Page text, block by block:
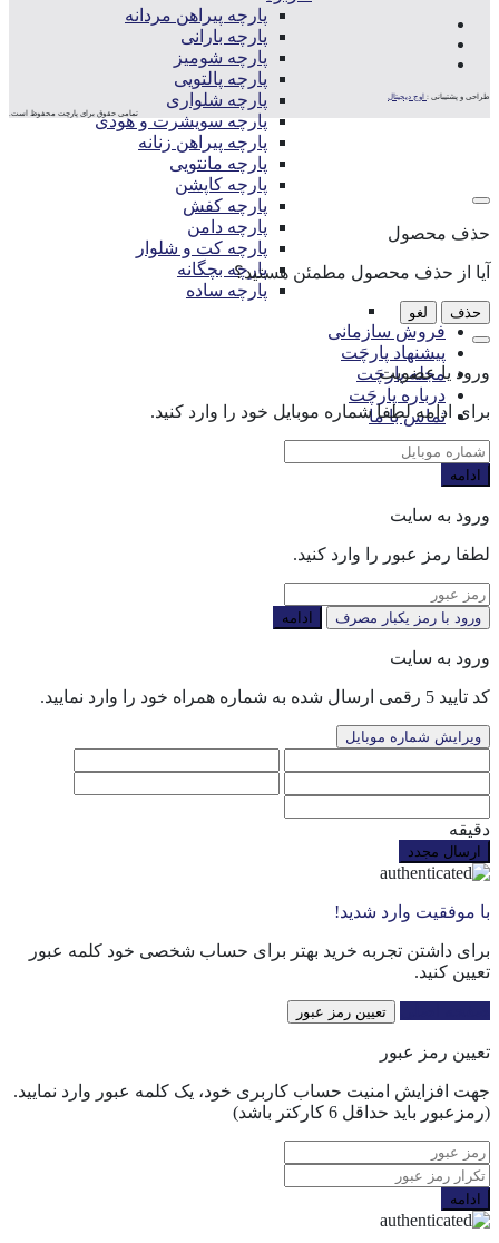
پارچه پیراهن مردانه
پارچه بارانی
پارچه شومیز
پارچه پالتویی
پارچه شلواری
پارچه سویشرت و هودی
پارچه پیراهن زنانه
پارچه مانتویی
پارچه کاپشن
پارچه کفش
پارچه دامن
پارچه کت و شلوار
پارچه بچگانه
پارچه ساده
فروش سازمانی
پیشنهاد پارچَت
مجله پارچَت
درباره پارچَت
تماس با ما
طراحی و پشتیبانی : اوج دیجیتال
.تمامی حقوق برای پارچت محفوظ است
حذف محصول
آیا از حذف محصول مطمئن هستید؟
حذف لغو
ورود یا عضویت
برای ادامه لطفا شماره موبایل خود را وارد کنید.
ادامه
ورود به سایت
لطفا رمز عبور را وارد کنید.
ورود با رمز یکبار مصرف ادامه
ورود به سایت
کد تایید 5 رقمی ارسال شده به شماره همراه خود را وارد نمایید.
ویرایش شماره موبایل
دقیقه
ارسال مجدد
با موفقیت وارد شدید!
برای داشتن تجربه خرید بهتر برای حساب شخصی خود کلمه عبور
تعیین کنید.
تعیین رمز عبور
تعیین رمز عبور
جهت افزایش امنیت حساب کاربری خود، یک کلمه عبور وارد نمایید.
(رمزعبور باید حداقل 6 کارکتر باشد)
ادامه